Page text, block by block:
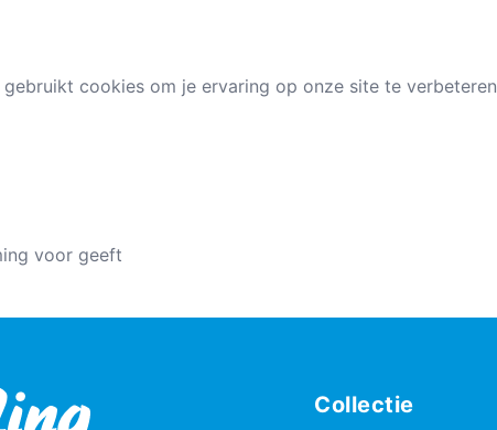
gebruikt cookies om je ervaring op onze site te verbeteren
voor geeft
Collectie